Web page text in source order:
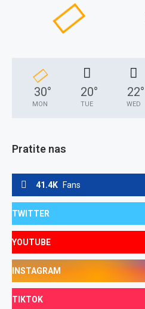
30°
MON
20°
TUE
22°
WED
Pratite nas
41.4K Fans
TWITTER
YOUTUBE
INSTAGRAM
TIKTOK